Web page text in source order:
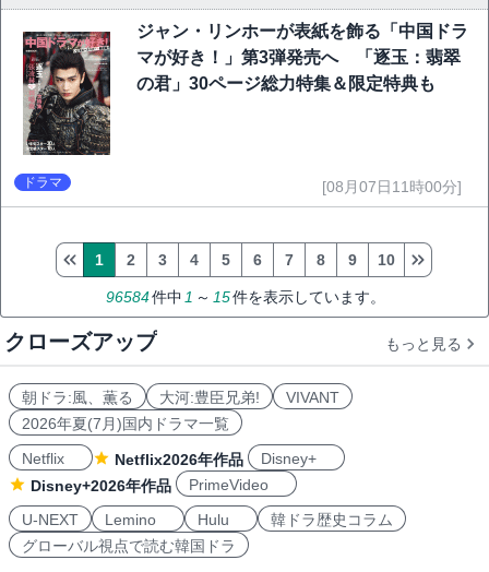
ジャン・リンホーが表紙を飾る「中国ドラ
マが好き！」第3弾発売へ 「逐玉：翡翠
の君」30ページ総力特集＆限定特典も
ドラマ [08月07日11時00分]
96584件中 1 ～ 15件を表示しています。
1 2 3 4 5 6 7 8 9 10
クローズアップ もっと見る
朝ドラ:風、薫る 大河:豊臣兄弟!
VIVANT
2026年夏(7月)国内ドラマ一覧
Netflix
Netflix2026年作品
Disney+
Disney+2026年作品
PrimeVideo
U-NEXT
Lemino Hulu
韓ドラ歴史コラム
グローバル視点で読む韓国ドラ